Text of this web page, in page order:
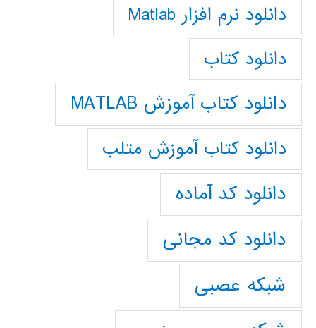
دانلود نرم افزار Matlab
دانلود کتاب
دانلود کتاب آموزش MATLAB
دانلود کتاب آموزش متلب
دانلود کد آماده
دانلود کد مجانی
شبکه عصبی